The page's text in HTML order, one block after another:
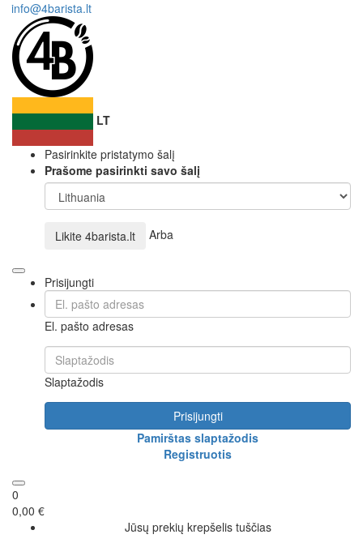
info@4barista.lt
LT
Pasirinkite pristatymo šalį
Prašome pasirinkti savo šalį
Likite 4barista.lt Arba
Prisijungti
El. pašto adresas
Slaptažodis
Prisijungti
Pamirštas slaptažodis
Registruotis
0
0,00 €
Jūsų prekių krepšelis tuščias